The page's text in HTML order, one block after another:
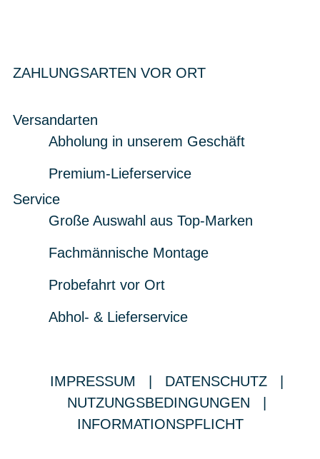
ZAHLUNGSARTEN VOR ORT
Versandarten
Abholung in unserem Geschäft
Premium-Lieferservice
Service
Große Auswahl aus Top-Marken
Fachmännische Montage
Probefahrt vor Ort
Abhol- & Lieferservice
IMPRESSUM DATENSCHUTZ
NUTZUNGSBEDINGUNGEN
INFORMATIONSPFLICHT